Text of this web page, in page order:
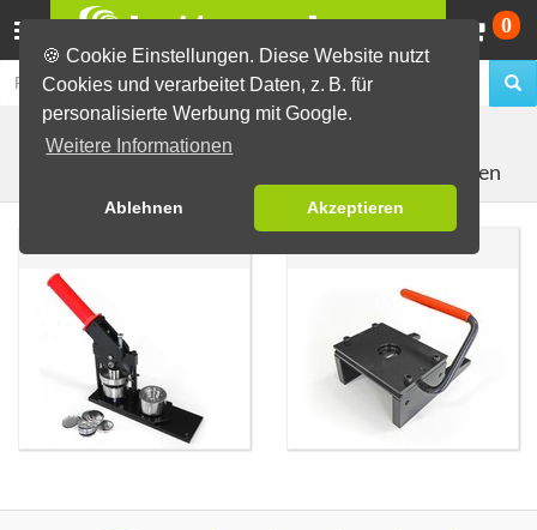
🍪 Cookie Einstellungen. Diese Website nutzt
Cookies und verarbeitet Daten, z. B. für
personalisierte Werbung mit Google.
Weitere Informationen
Ablehnen Akzeptieren
0
Buttons selber machen
Buttonmaschinen und Handstanzen